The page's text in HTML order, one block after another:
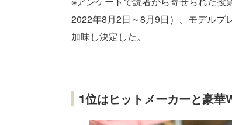
2022年8月2日～8月9日）、モデルプ
加味し決定した。
1位はヒットメーカーと豪華